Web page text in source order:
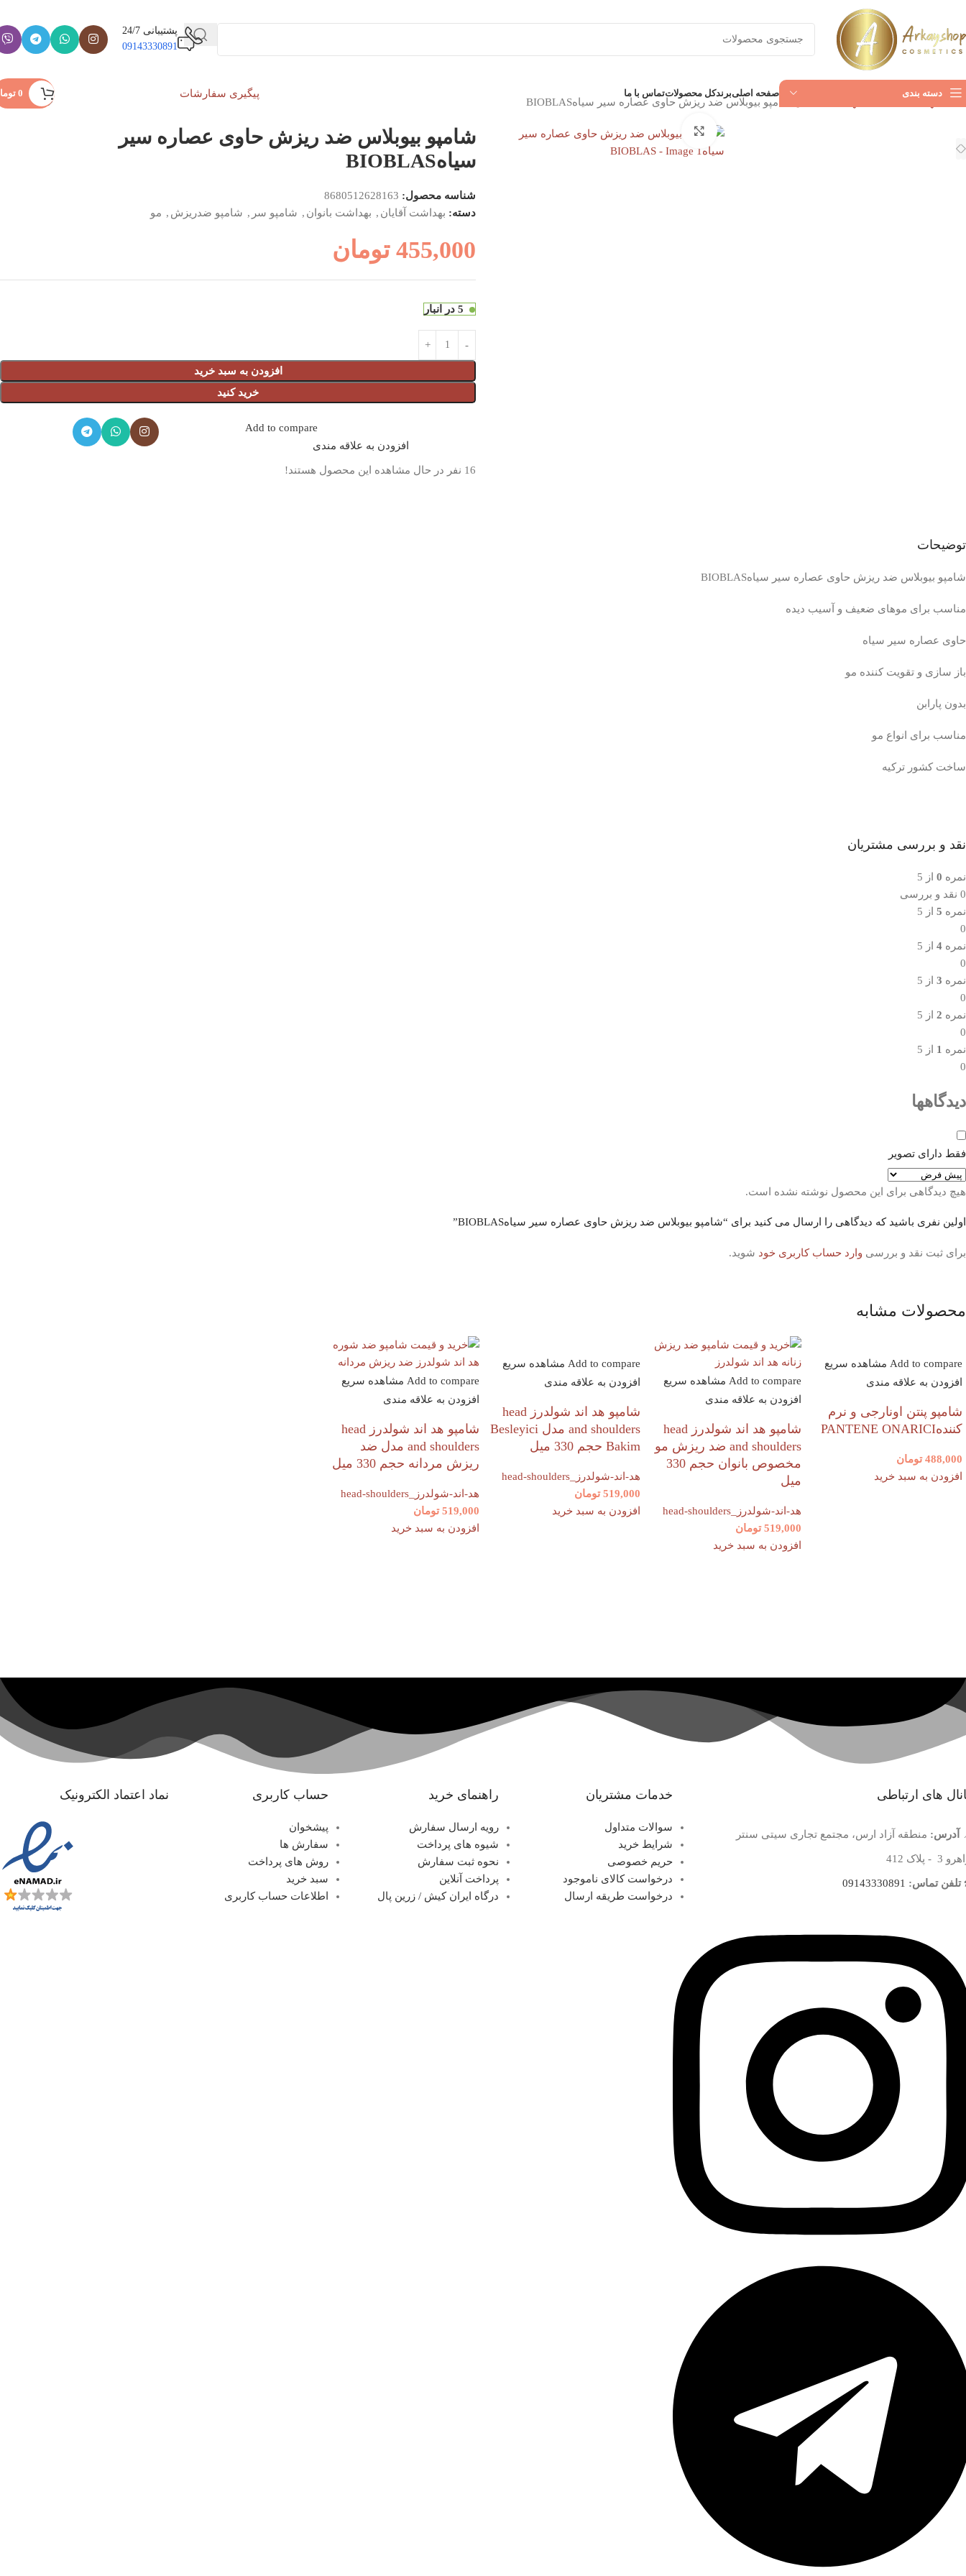
پشتیبانی 24/7
09143330891
دسته بندی صفحه اصلیبرندکل محصولاتتماس با ما پیگیری سفارشات 0
شامپو بیوبلاس ضد ریزش حاوی عصاره سیر سیاهBIOBLAS
بزرگنمایی تصویر
شامپو بیوبلاس ضد ریزش حاوی عصاره سیر
سیاهBIOBLAS
شناسه محصول: 8680512628163
دسته: بهداشت آقایان , بهداشت بانوان , شامپو سر , شامپو ضدریزش , مو
455,000 تومان
5 در انبار
افزودن به سبد خرید
خرید کنید
Add to compare
افزودن به علاقه مندی
16 نفر در حال مشاهده این محصول هستند!
توضیحات
شامپو بیوبلاس ضد ریزش حاوی عصاره سیر سیاهBIOBLAS
مناسب برای موهای ضعیف و آسیب دیده
حاوی عصاره سیر سیاه
باز سازی و تقویت کننده مو
بدون پارابن
مناسب برای انواع مو
ساخت کشور ترکیه
نقد و بررسی مشتریان
نمره 0 از 5
0 نقد و بررسی
نمره 5 از 5
0
نمره 4 از 5
0
نمره 3 از 5
0
نمره 2 از 5
0
نمره 1 از 5
0
دیدگاهها
فقط دارای تصویر
هیچ دیدگاهی برای این محصول نوشته نشده است.
اولین نفری باشید که دیدگاهی را ارسال می کنید برای “شامپو بیوبلاس ضد ریزش حاوی عصاره سیر سیاهBIOBLAS”
برای ثبت نقد و بررسی وارد حساب کاربری خود شوید.
محصولات مشابه
Add to compare مشاهده سریع
افزودن به علاقه مندی
شامپو پنتن اونارجی و نرم
کنندهPANTENE ONARICI
488,000 تومان
افزودن به سبد خرید
Add to compare مشاهده سریع
افزودن به علاقه مندی
شامپو هد اند شولدرز head
and shoulders ضد ریزش مو
مخصوص بانوان حجم 330
میل
هد-اند-شولدرز_head-shoulders
519,000 تومان
افزودن به سبد خرید
Add to compare مشاهده سریع
افزودن به علاقه مندی
شامپو هد اند شولدرز head
and shoulders مدل Besleyici
Bakim حجم 330 میل
هد-اند-شولدرز_head-shoulders
519,000 تومان
افزودن به سبد خرید
Add to compare مشاهده سریع
افزودن به علاقه مندی
شامپو هد اند شولدرز head
and shoulders مدل ضد
ریزش مردانه حجم 330 میل
هد-اند-شولدرز_head-shoulders
519,000 تومان
افزودن به سبد خرید
های ارتباطی
آدرس: منطقه آزاد ارس، مجتمع تجاری سیتی سنتر
3 - پلاک 412
تلفن تماس: 09143330891
خدمات مشتریان
سوالات متداول
شرایط خرید
حریم خصوصی
درخواست کالای ناموجود
درخواست طریقه ارسال
راهنمای خرید
رویه ارسال سفارش
شیوه های پرداخت
نحوه ثبت سفارش
پرداخت آنلاین
درگاه ایران کیش / زرین پال
حساب کاربری
پیشخوان
سفارش ها
روش های پرداخت
سبد خرید
اطلاعات حساب کاربری
نماد اعتماد الکترونیک